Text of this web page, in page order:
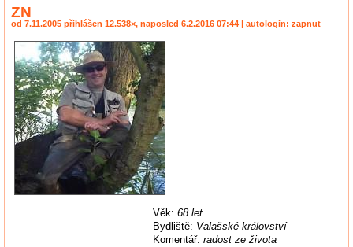
ZN
od 7.11.2005 přihlášen 12.538×, naposled 6.2.2016 07:44 | autologin: zapnut
Věk: 68 let
Bydliště: Valašské království
Komentář: radost ze života